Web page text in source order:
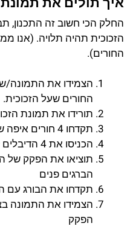
החלק הכי חשוב זה התכנון,
הזכוכית תהיה תלויה. (אנו
החורים).
הצמידו את התמונה/
החורים שעל הזכוכית.
תורידו את תמונת
תקדחו 4 חורים איפה שסימנתם
הכניסו את 4 הדיבלים לתוך החורים
תוציאו את הפקק של
הברגים פנים
תקדחו את הבורג עם המנט/
הצמידו את התמונה
הפקק